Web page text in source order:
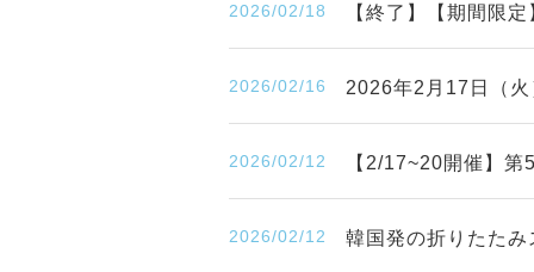
2026/02/18 【終了】【期間限
2026/02/16 2026年2月17日（
2026/02/12 【2/17~20開催】
2026/02/12 韓国発の折りたた